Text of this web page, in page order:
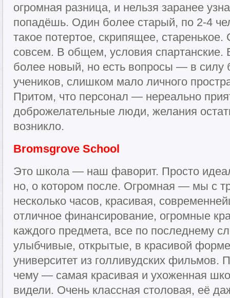
огромная разница, и нельзя заранее
попадёшь. Один более старый, по 2-4
такое потертое, скрипящее,
совсем. В общем, условия спартанские.
более новый, но есть вопросы — в силу
учеников, слишком мало личного
Притом, что персонал — нереально
доброжелательные люди, желания
возникло.
Bromsgrove School
Это школа — наш фаворит. Просто
но, о котором после. Огромная — мы с
несколько часов, красивая,
отличное финансирование, огромные
каждого предмета, все по последнему
улыбчивые, открытые, в красивой
университет из голливудских фильмов.
чему — самая красивая и ухоженная
видели. Очень классная столовая, её